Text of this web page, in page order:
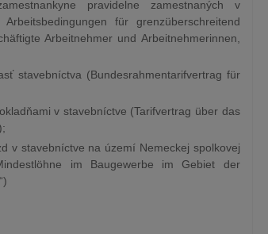
pravidelne zamestnaných v
für grenzüberschreitend
Arbeitnehmer und Arbeitnehmerinnen,
stavebníctva (Bundesrahmentarifvertrag für
v stavebníctve (Tarifvertrag über das
v stavebníctve na území Nemeckej spolkovej
im Baugewerbe im Gebiet der